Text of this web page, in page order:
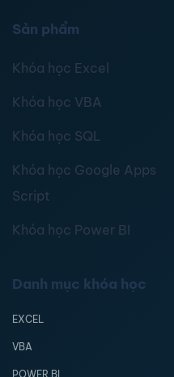
Sản phẩm
Khóa học Excel
Khóa học VBA
Khóa học SQL
Khóa học Google Apps
Script
Khóa học Power BI
Danh mục khóa học
EXCEL
VBA
POWER BI